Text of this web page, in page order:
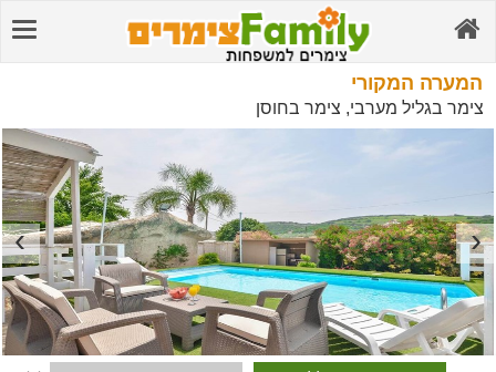
המערה המקורי
צימר בגליל מערבי, צימר בחוסן